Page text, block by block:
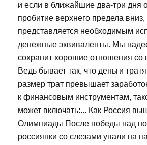
и если в ближайшие два-три дня
пробитие верхнего предела вниз,
представляется необходимым
денежные эквиваленты. Мы
сохранит хорошие отношения со
Ведь бывает так, что деньги
размер трат превышает
к финансовым инструментам,
может включать:... Как Россия
Олимпиады После победы над
россиянки со слезами упали на